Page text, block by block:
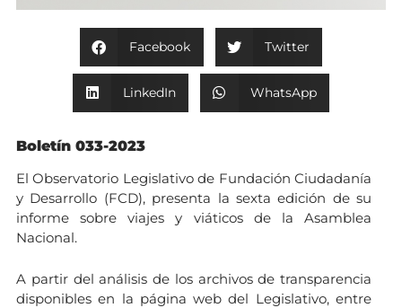
Facebook Twitter
LinkedIn WhatsApp
Boletín 033-2023
El Observatorio Legislativo de Fundación Ciudadanía
y Desarrollo (FCD), presenta la sexta edición de su
informe sobre viajes y viáticos de la Asamblea
Nacional.
A partir del análisis de los archivos de transparencia
disponibles en la página web del Legislativo, entre